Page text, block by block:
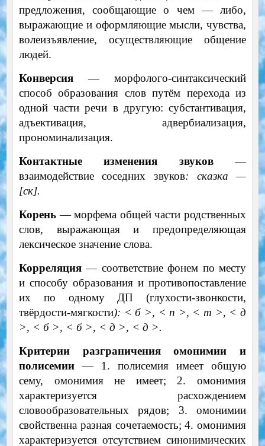
предложения, сообщающие о чем — либо,
выражающие и оформляющие мысли, чувства,
волеизъявление, осуществляющие общение
людей.
Конверсия— морфолого-синтаксический
способ образования слов путём перехода из
одной части речи в другую: субстантивация,
адъективация, адвербиализация,
прономинализация.
Контактные изменения звуков—
взаимодействие соседних звуков: сказка —
[ск].
Корень— морфема общей части родственных
слов, выражающая и предопределяющая
лексическое значение слова.
Корреляция— соответствие фонем по месту
и способу образования и противопоставление
их по одному ДП (глухости-звонкости,
твёрдости-мягкости): < б >, < п >, < т >, < д
>, < б >, < б >, < д >, < д >.
Критерии разграничения омонимии и
полисемии— 1. полисемия имеет общую
сему, омонимия не имеет; 2. омонимия
характеризуется расхождением
словообразовательных рядов; 3. омонимии
свойственна разная сочетаемость; 4. омонимия
характеризуется отсутствием синонимических